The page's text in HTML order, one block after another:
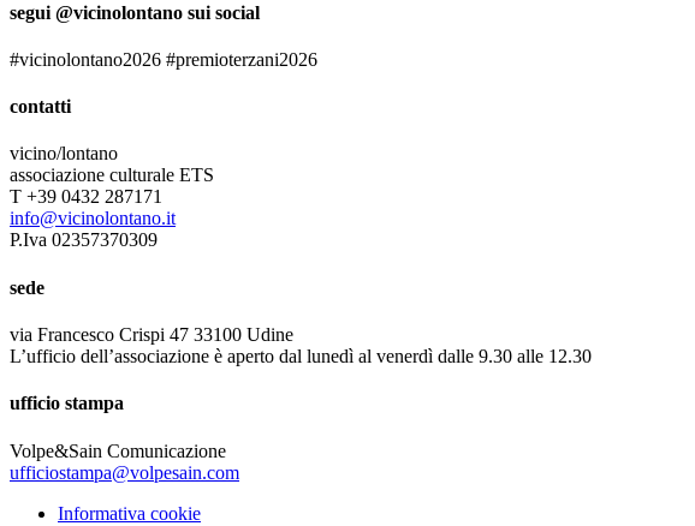
segui @vicinolontano sui social
#vicinolontano2026 #premioterzani2026
contatti
vicino/lontano
associazione culturale ETS
T +39 0432 287171
info@vicinolontano.it
P.Iva 02357370309
sede
via Francesco Crispi 47 33100 Udine
L’ufficio dell’associazione è aperto dal lunedì al venerdì dalle 9.30 alle 12.30
ufficio stampa
Volpe&Sain Comunicazione
ufficiostampa@volpesain.com
Informativa cookie